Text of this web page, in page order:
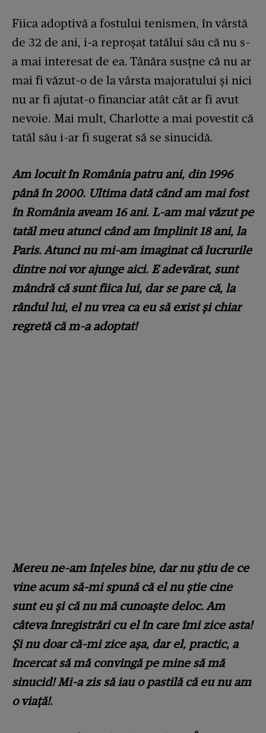
Fiica adoptivă a fostului tenismen, în vârstă
de 32 de ani, i-a reproșat tatălui său că nu s-
a mai interesat de ea. Tânăra susțne că nu ar
mai fi văzut-o de la vârsta majoratului și nici
nu ar fi ajutat-o financiar atât cât ar fi avut
nevoie. Mai mult, Charlotte a mai povestit că
tatăl său i-ar fi sugerat să se sinucidă.
Am locuit în România patru ani, din 1996
până în 2000. Ultima dată când am mai fost
în România aveam 16 ani. L-am mai văzut pe
tatăl meu atunci când am împlinit 18 ani, la
Paris. Atunci nu mi-am imaginat că lucrurile
dintre noi vor ajunge aici. E adevărat, sunt
mândră că sunt fiica lui, dar se pare că, la
rândul lui, el nu vrea ca eu să exist și chiar
regretă că m-a adoptat!
Mereu ne-am înțeles bine, dar nu știu de ce
vine acum să-mi spună că el nu știe cine
sunt eu și că nu mă cunoaște deloc. Am
câteva înregistrări cu el în care îmi zice asta!
Și nu doar că-mi zice așa, dar el, practic, a
încercat să mă convingă pe mine să mă
sinucid! Mi-a zis să iau o pastilă că eu nu am
o viață!.